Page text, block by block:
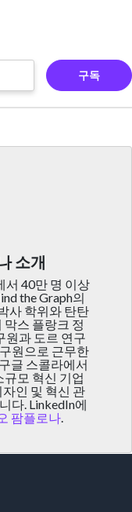
구독
소개
서 40만 명 이상
the Graph의
사 학위와 탄탄
스 플랑크 정
원과 도르 연구
원으로 근무한
글 스콜라에서
모 혁신 기업
인 및 혁신 관
다. LinkedIn에
팜플로나.